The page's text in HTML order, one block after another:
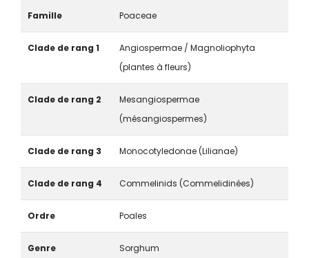
Famille Poaceae
Clade de rang 1
Angiospermae / Magnoliophyta
(plantes à fleurs)
Clade de rang 2
Mesangiospermae
(mésangiospermes)
Clade de rang 3 Monocotyledonae (Lilianae)
Clade de rang 4 Commelinids (Commelidinées)
Ordre Poales
Genre Sorghum